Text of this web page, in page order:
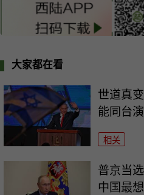
大家都在看
世道真
能同台
相关
普京当
中国最